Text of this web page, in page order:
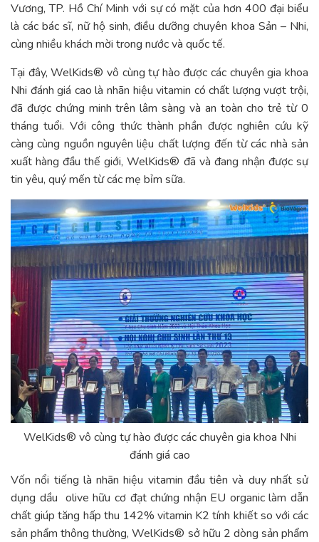
Vương, TP. Hồ Chí Minh với sự có mặt của hơn 400 đại biểu
là các bác sĩ, nữ hộ sinh, điều dưỡng chuyên khoa Sản – Nhi,
cùng nhiều khách mời trong nước và quốc tế.
Tại đây, WelKids® vô cùng tự hào được các chuyên gia khoa
Nhi đánh giá cao là nhãn hiệu vitamin có chất lượng vượt trội,
đã được chứng minh trên lâm sàng và an toàn cho trẻ từ 0
tháng tuổi. Với công thức thành phần được nghiên cứu kỹ
càng cùng nguồn nguyên liệu chất lượng đến từ các nhà sản
xuất hàng đầu thế giới, WelKids® đã và đang nhận được sự
tin yêu, quý mến từ các mẹ bỉm sữa.
WelKids® vô cùng tự hào được các chuyên gia khoa Nhi
đánh giá cao
Vốn nổi tiếng là nhãn hiệu vitamin đầu tiên và duy nhất sử
dụng dầu olive hữu cơ đạt chứng nhận EU organic làm dẫn
chất giúp tăng hấp thu 142% vitamin K2 tính khiết so với các
sản phẩm thông thường, WelKids® sở hữu 2 dòng sản phẩm